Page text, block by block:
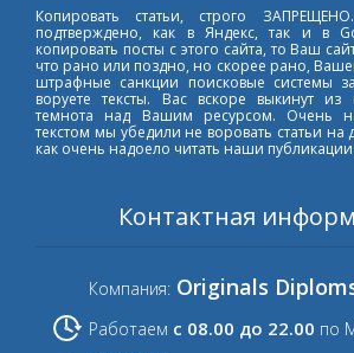
Копировать статьи, строго
подтверждено, как в Яндекс, так и в
копировать посты с этого сайта, то Ваш
что рано или поздно, но скорее рано,
штрафные санкции поисковые системы
воруете тексты. Вас вскоре выкинут из
темнота над Вашим ресурсом. Очень
текстом мы убедили не воровать статьи на
как очень надоело читать наши
Контактная
Компания: Originals
Работаем с 08.00 до 22.00 по